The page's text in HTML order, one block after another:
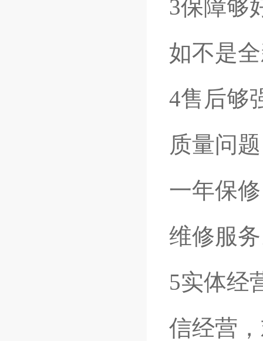
3保障够
如不是
4售后够
质量问
一年保
维修服
5实体经
信经营